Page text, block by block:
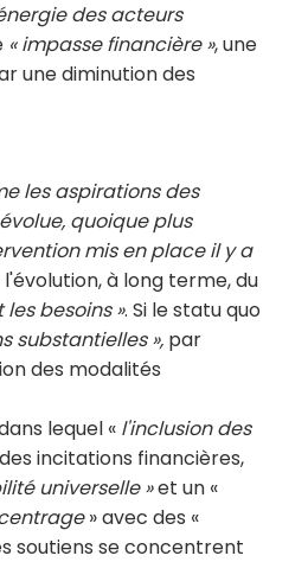
des acteurs
« impasse financière », une
une diminution des
les aspirations des
quoique plus
mis en place il y a
à long terme, du
besoins ». Si le statu quo
substantielles », par
des modalités
lequel « l'inclusion des
incitations financières,
universelle »et un «
» avec des «
soutiens se concentrent